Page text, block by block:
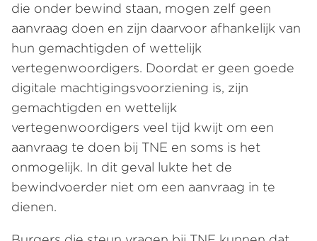
die onder bewind staan, mogen zelf geen
aanvraag doen en zijn daarvoor afhankelijk van
hun gemachtigden of wettelijk
vertegenwoordigers. Doordat er geen goede
digitale machtigingsvoorziening is, zijn
gemachtigden en wettelijk
vertegenwoordigers veel tijd kwijt om een
aanvraag te doen bij TNE en soms is het
onmogelijk. In dit geval lukte het de
bewindvoerder niet om een aanvraag in te
dienen.